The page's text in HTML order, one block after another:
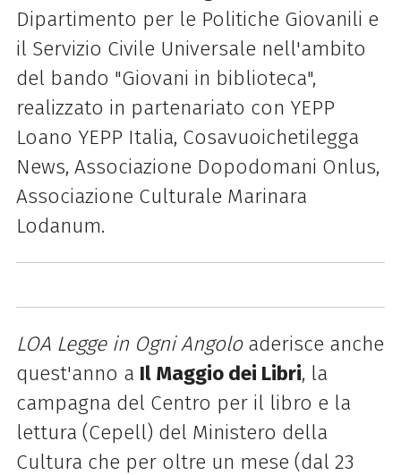
Dipartimento per le Politiche Giovanili e
il Servizio Civile Universale nell'ambito
del bando "Giovani in biblioteca",
realizzato in partenariato con YEPP
Loano YEPP Italia, Cosavuoichetilegga
News, Associazione Dopodomani Onlus,
Associazione Culturale Marinara
Lodanum.
LOA Legge in Ogni Angoloaderisce anche
quest'anno a Il Maggio dei Libri, la
campagna del Centro per il libro e la
lettura (Cepell) del Ministero della
Cultura che per oltre un mese (dal 23